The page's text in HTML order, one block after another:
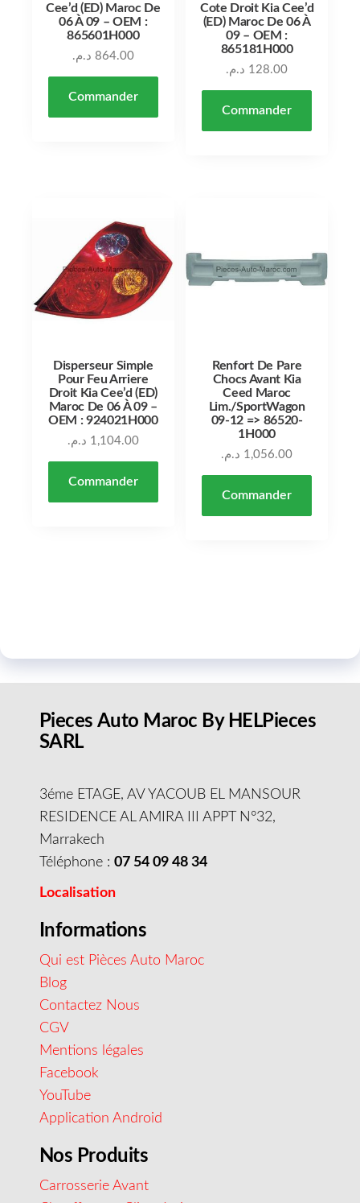
Cee’d (ED) Maroc De
06 À 09 – OEM :
865601H000
864.00 د.م.
Commander
Cote Droit Kia Cee’d
(ED) Maroc De 06 À
09 – OEM :
865181H000
128.00 د.م.
Commander
Disperseur Simple
Pour Feu Arriere
Droit Kia Cee’d (ED)
Maroc De 06 À 09 –
OEM : 924021H000
1,104.00 د.م.
Commander
Renfort De Pare
Chocs Avant Kia
Ceed Maroc
Lim./SportWagon
09-12 => 86520-
1H000
1,056.00 د.م.
Commander
Pieces Auto Maroc By HELPieces
SARL
3éme ETAGE, AV YACOUB EL MANSOUR
RESIDENCE AL AMIRA III APPT N°32,
Marrakech
Téléphone : 07 54 09 48 34
Localisation
Informations
Qui est Pièces Auto Maroc
Blog
Contactez Nous
CGV
Mentions légales
Facebook
YouTube
Application Android
Nos Produits
Carrosserie Avant